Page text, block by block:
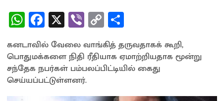
W
h
at
sA
p
Fa
ce
b
o
o
X Vi
b
er
C
o
py
Li
ar
e
கனடாவில் வேலை வாங்கித் தருவதாகக் கூறி,
பொதுமக்களை நிதி ரீதியாக ஏமாற்றியதாக மூன்று
சந்தேக நபர்கள் பம்பலப்பிட்டியில் கைது
செய்யப்பட்டுள்ளனர்.